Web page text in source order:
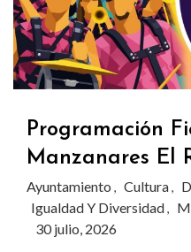
Programación
Manzanares El
Ayuntamiento , Cultura,
Igualdad Y Diversidad,
30 julio, 2026